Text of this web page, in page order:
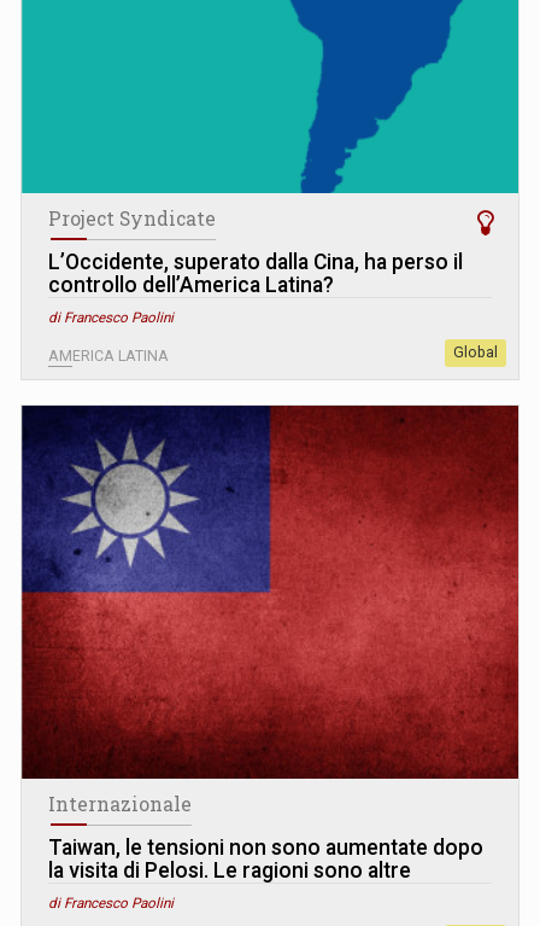
Project Syndicate
L’Occidente, superato dalla Cina, ha perso il
controllo dell’America Latina?
di Francesco Paolini
AMERICA LATINA Global
Internazionale
Taiwan, le tensioni non sono aumentate dopo
la visita di Pelosi. Le ragioni sono altre
di Francesco Paolini